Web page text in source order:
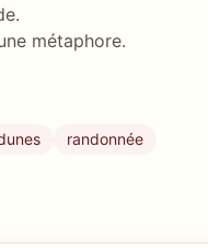
métaphore.
randonnée